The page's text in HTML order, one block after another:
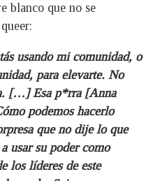
blanco que no se
usando mi comunidad, o
para elevarte. No
[…] Esa p*rra [Anna
podemos hacerlo
que no dije lo que
usar su poder como
los líderes de este